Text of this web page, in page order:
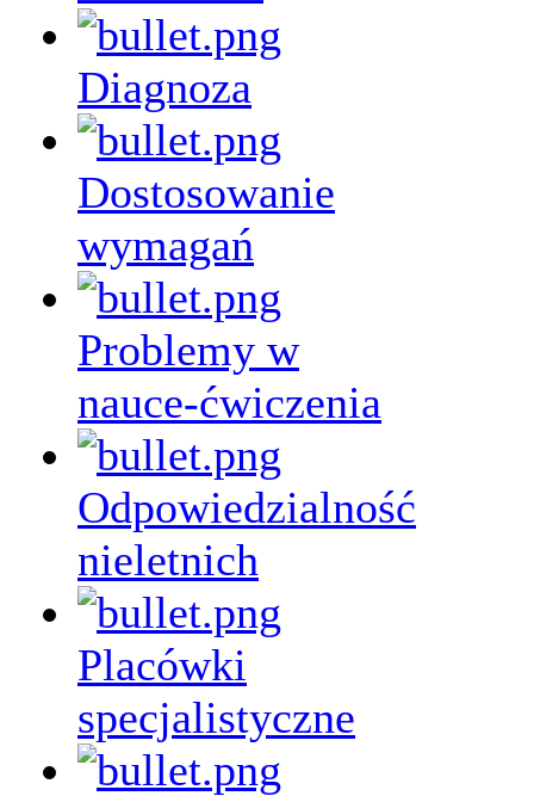
Diagnoza
Dostosowanie
wymagań
Problemy w
nauce-ćwiczenia
Odpowiedzialność
nieletnich
Placówki
specjalistyczne